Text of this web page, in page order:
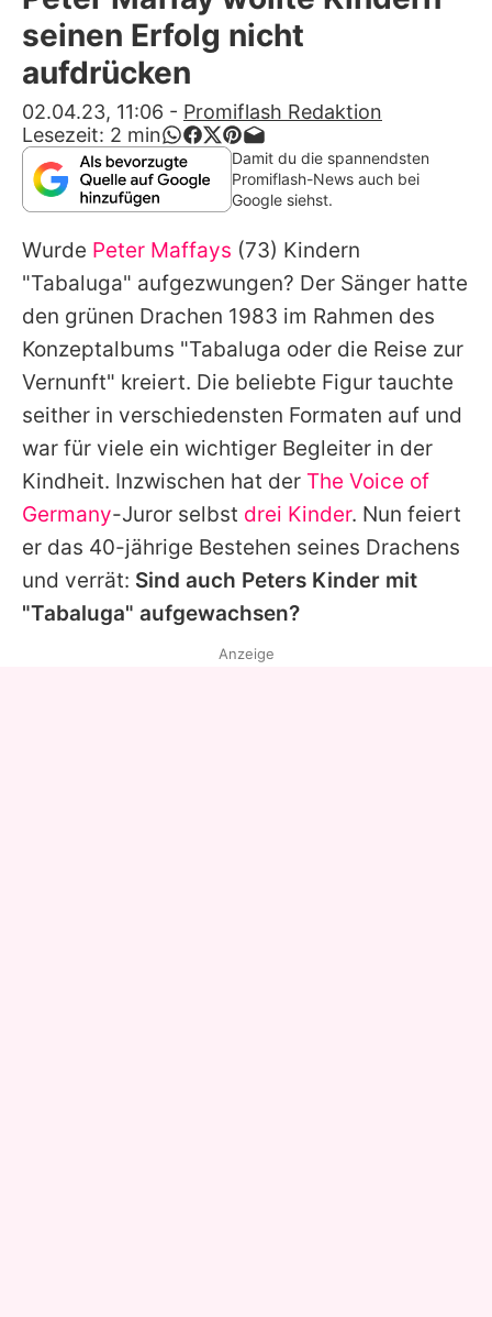
Alle Themen auf Promiflash
App runterladen
Team
Redaktionelle Richtlinien
Impressum
Datenschutzerklärung
Nutzungsbedingungen
Utiq verwalten
seinen Erfolg nicht
aufdrücken
02.04.23, 11:06 - Promiflash Redaktion
Lesezeit: 2 min
Damit du die spannendsten
Promiflash-News auch bei
Google siehst.
Wurde Peter Maffays (73) Kindern
"Tabaluga" aufgezwungen? Der Sänger hatte
den grünen Drachen 1983 im Rahmen des
Konzeptalbums "Tabaluga oder die Reise zur
Vernunft" kreiert. Die beliebte Figur tauchte
seither in verschiedensten Formaten auf und
war für viele ein wichtiger Begleiter in der
Kindheit. Inzwischen hat der The Voice of
Germany-Juror selbst drei Kinder. Nun feiert
er das 40-jährige Bestehen seines Drachens
und verrät: Sind auch Peters Kinder mit
"Tabaluga" aufgewachsen?
Anzeige